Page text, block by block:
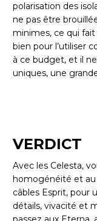
polarisation des
ne pas être
minimes, ce qui
bien pour l’utiliser
à ce budget, et il
uniques, une
VERDICT
Avec les Celesta,
homogénéité et au
câbles Esprit, pour
détails, vivacité et